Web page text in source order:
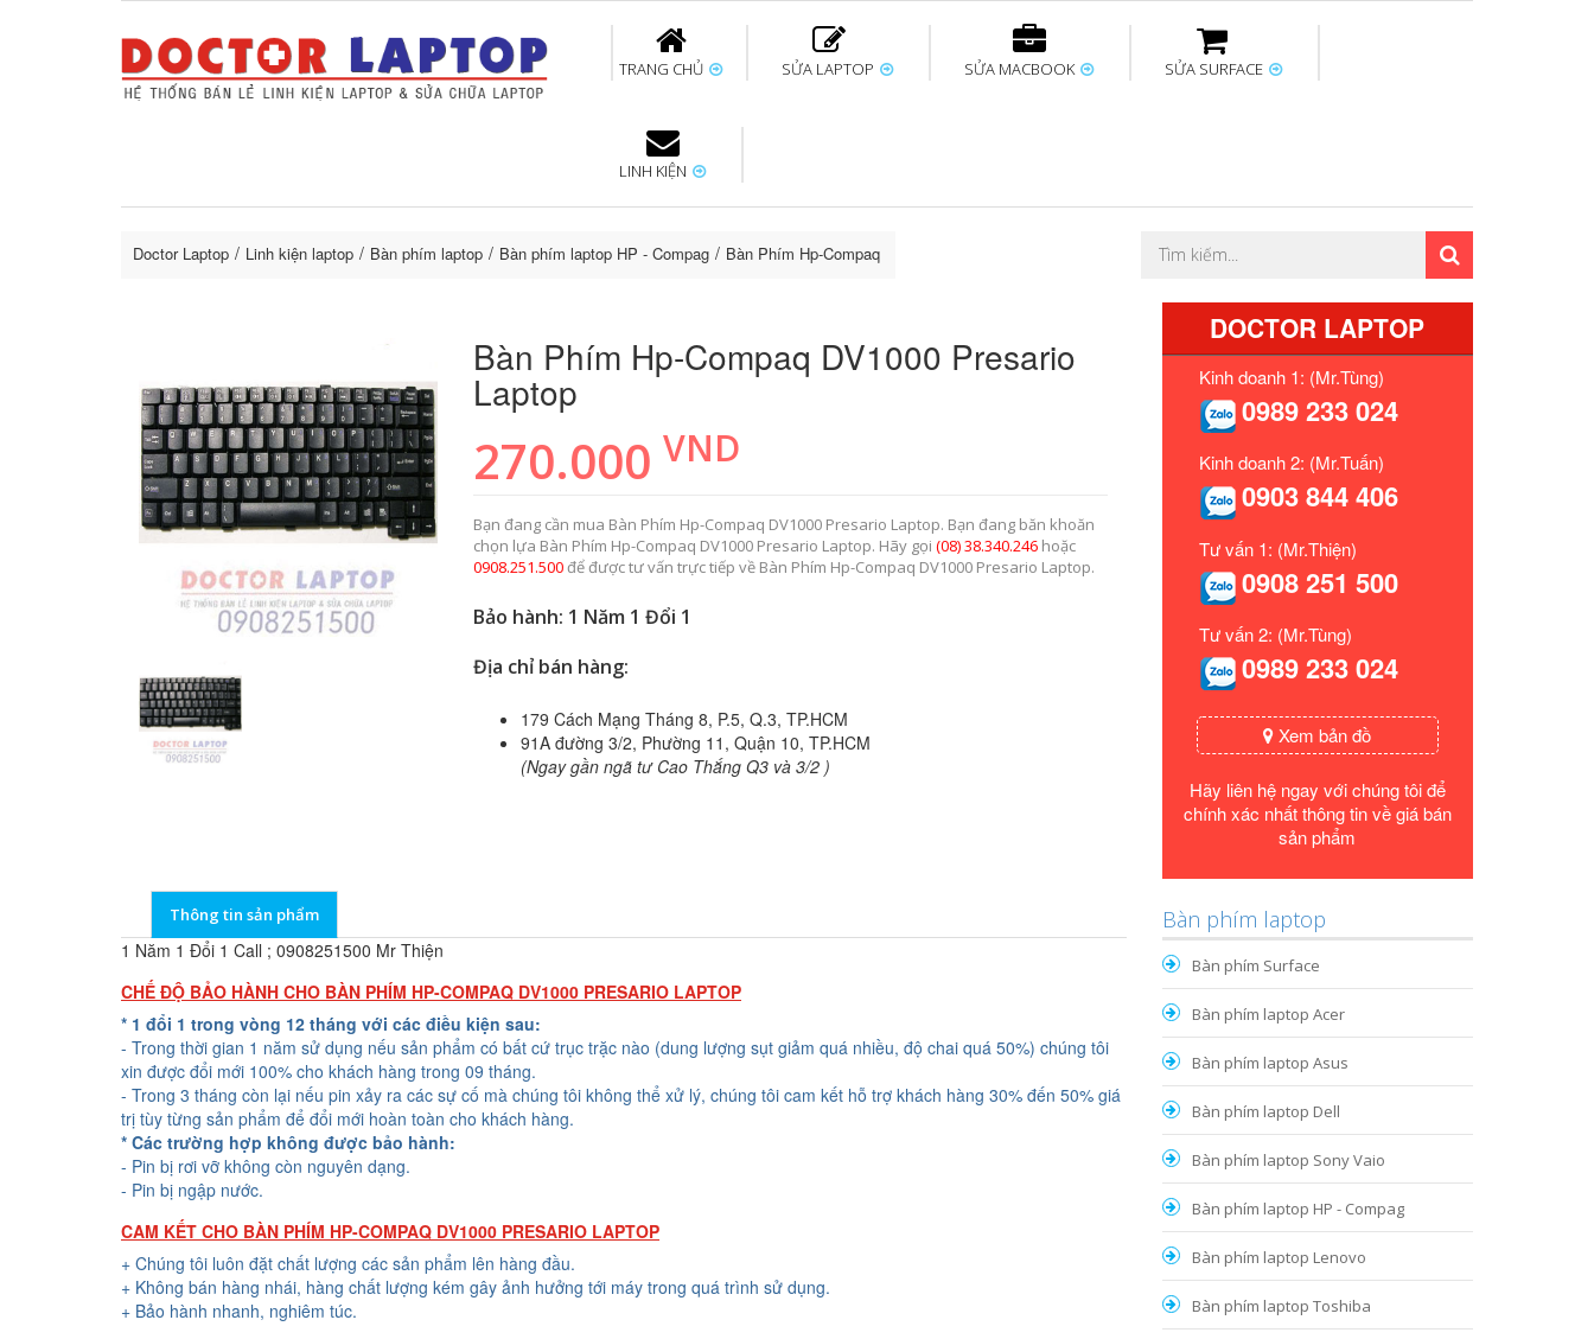
TRANG CHỦ SỬA LAPTOP
Sửa Laptop uy tín Thay bàn phím Thay màn hình Thay Pin Laptop
SỬA MACBOOK
Sửa Macbook uy tín Thay pin Macbook Thay màn hình Thay bàn phím
SỬA SURFACE
Thay pin Surface Sửa Surface không Thay sạc Surface Sửa Mainboard
LINH KIỆN
Doctor Laptop Linh kiện laptop Bàn phím laptop Bàn phím laptop HP - Compag Bàn Phím Hp-Compaq DV1000 Presario Laptop
Bàn Phím Hp-Compaq DV1000 Presario
Laptop
270.000 VND
Bạn đang cần mua Bàn Phím Hp-Compaq DV1000 Presario Laptop. Bạn đang băn khoăn
chọn lựa Bàn Phím Hp-Compaq DV1000 Presario Laptop. Hãy gọi(08) 38.340.246 hoặc
0908.251.500để được tư vấn trực tiếp về Bàn Phím Hp-Compaq DV1000 Presario Laptop.
Bảo hành: 1 Năm 1 Đổi 1
Địa chỉ bán hàng:
179 Cách Mạng Tháng 8, P.5, Q.3, TP.HCM
91A đường 3/2, Phường 11, Quận 10, TP.HCM
(Ngay gần ngã tư Cao Thắng Q3 và 3/2 )
Thông tin sản phẩm
1 Năm 1 Đổi 1 Call ; 0908251500 Mr Thiện
CHẾ ĐỘ BẢO HÀNH CHO BÀN PHÍM HP-COMPAQ DV1000 PRESARIO LAPTOP
* 1 đổi 1 trong vòng 12 tháng với các điều kiện sau:
- Trong thời gian 1 năm sử dụng nếu sản phẩm có bất cứ trục trặc nào (dung lượng sụt giảm quá nhiều, độ chai quá 50%) chúng tôi
xin được đổi mới 100% cho khách hàng trong 09 tháng.
- Trong 3 tháng còn lại nếu pin xảy ra các sự cố mà chúng tôi không thể xử lý, chúng tôi cam kết hỗ trợ khách hàng 30% đến 50% giá
trị tùy từng sản phẩm để đổi mới hoàn toàn cho khách hàng.
* Các trường hợp không được bảo hành:
- Pin bị rơi vỡ không còn nguyên dạng.
- Pin bị ngập nước.
CAM KẾT CHO BÀN PHÍM HP-COMPAQ DV1000 PRESARIO LAPTOP
+ Chúng tôi luôn đặt chất lượng các sản phẩm lên hàng đầu.
+ Không bán hàng nhái, hàng chất lượng kém gây ảnh hưởng tới máy trong quá trình sử dụng.
+ Bảo hành nhanh, nghiêm túc.
DOCTOR LAPTOP
Kinh doanh 1: (Mr.Tùng)
0989 233 024
Kinh doanh 2: (Mr.Tuấn)
0903 844 406
Tư vấn 1: (Mr.Thiện)
0908 251 500
Tư vấn 2: (Mr.Tùng)
0989 233 024
Xem bản đồ
Hãy liên hệ ngay với chúng tôi để
chính xác nhất thông tin về giá bán
sản phẩm
Bàn phím laptop
Bàn phím Surface
Bàn phím laptop Acer
Bàn phím laptop Asus
Bàn phím laptop Dell
Bàn phím laptop Sony Vaio
Bàn phím laptop HP - Compag
Bàn phím laptop Lenovo
Bàn phím laptop Toshiba